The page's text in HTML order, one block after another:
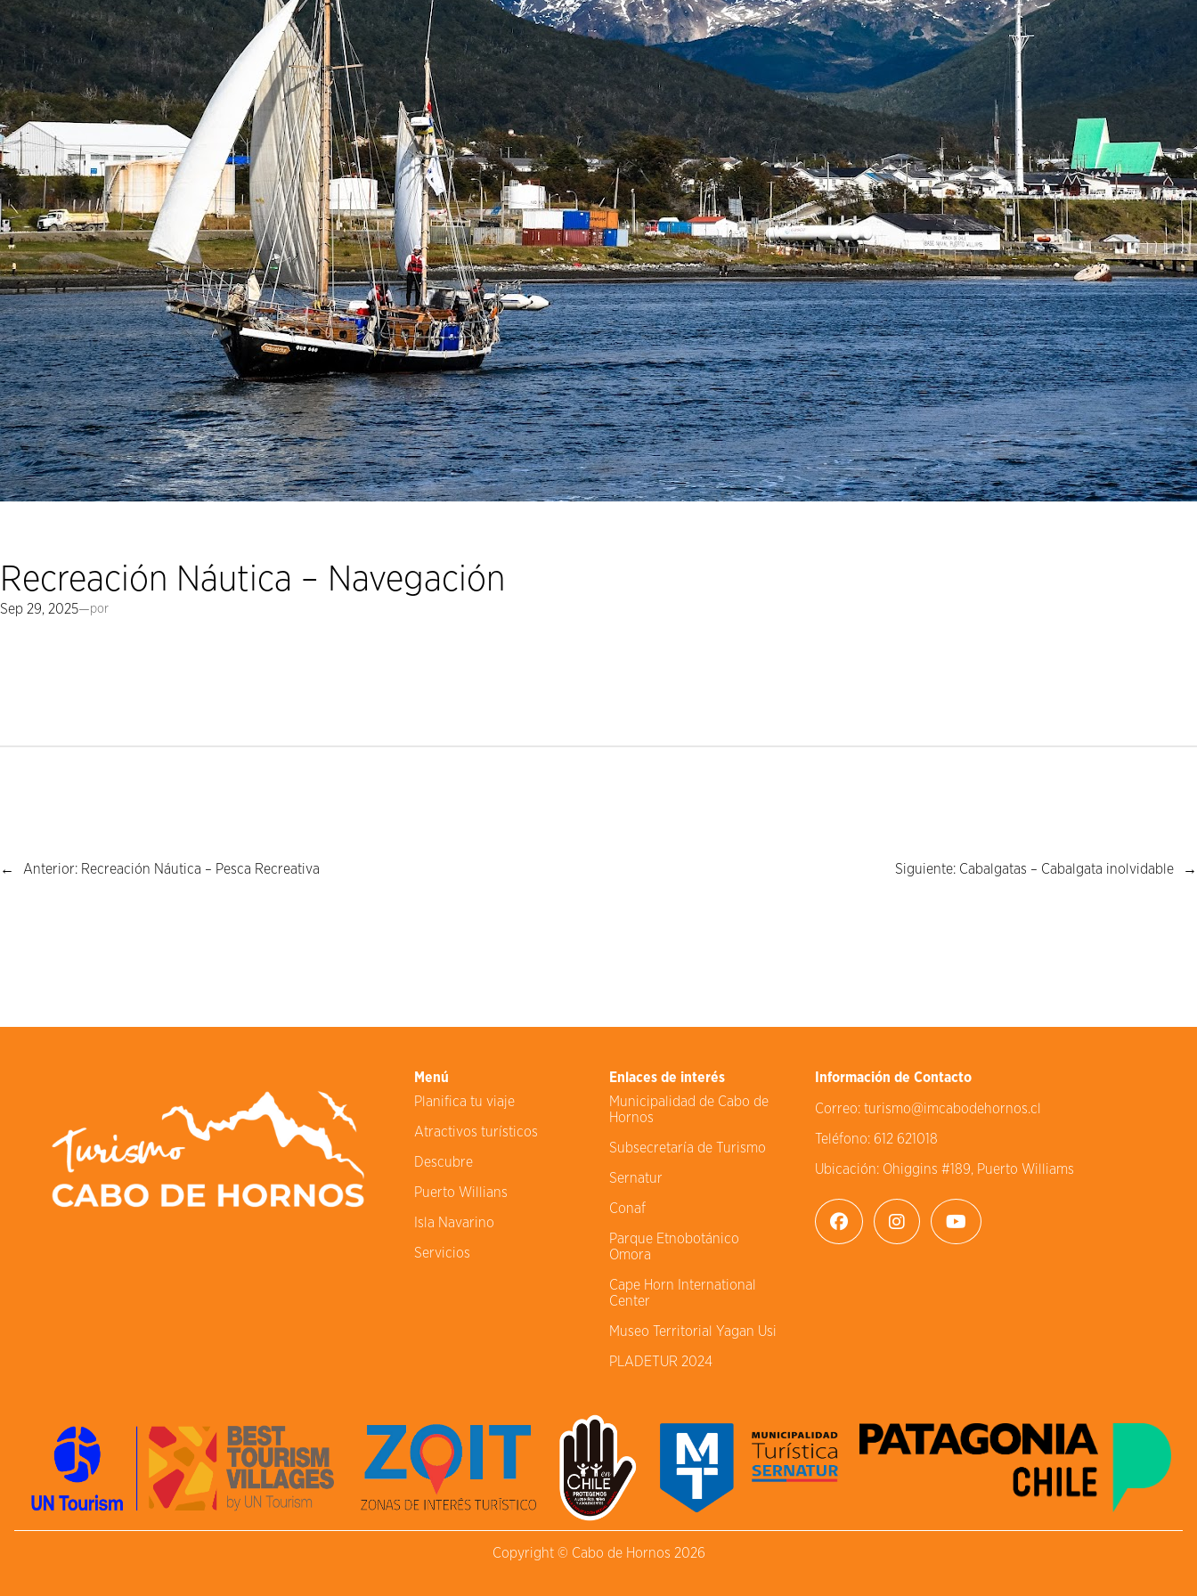
Recreación Náutica – Navegación
Sep 29, 2025—por
← Anterior: Recreación Náutica – Pesca Recreativa Siguiente: Cabalgatas – Cabalgata inolvidable →
Menú
Planifica tu viaje
Atractivos turísticos
Descubre
Puerto Willians
Isla Navarino
Servicios
Enlaces de interés
Municipalidad de Cabo de
Hornos
Subsecretaría de Turismo
Sernatur
Conaf
Parque Etnobotánico
Omora
Cape Horn International
Center
Museo Territorial Yagan Usi
PLADETUR 2024
Información de Contacto
Correo: turismo@imcabodehornos.cl
Teléfono: 612 621018
Ubicación: Ohiggins #189, Puerto Williams
Copyright © Cabo de Hornos 2026